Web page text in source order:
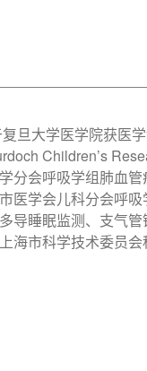
旦大学医学院获医
Children’s
分会呼吸学组肺血
医学会儿科分会呼
导睡眠监测、支气
市科学技术委员会